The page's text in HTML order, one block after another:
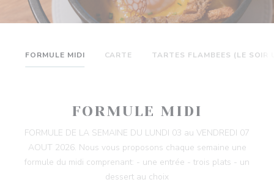
FORMULE MIDI CARTE TARTES FLAMBEES (LE SOIR
FORMULE MIDI
FORMULE DE LA SEMAINE DU LUNDI 03 au VENDREDI 07
AOUT 2026. Nous vous proposons chaque semaine une
formule du midi comprenant: - une entrée - trois plats - un
dessert au choix